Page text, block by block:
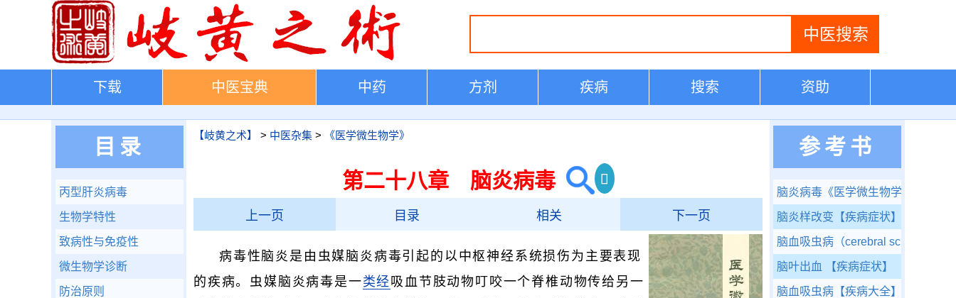
下载 中医宝典 中药 方剂 疾病 搜索 资助
【岐黄之术】 > 中医杂集 > 《医学微生物学》
第二十八章 脑炎病毒
上一页 目录 相关 下一页
病毒性脑炎是由虫媒脑炎病毒引起的以中枢神经系统损伤为主要表现
的疾病。虫媒脑炎病毒是一类经吸血节肢动物叮咬一个脊椎动物传给另一
目录
丙型肝炎病毒
生物学特性
致病性与免疫性
微生物学诊断
防治原则
参考书
脑炎病毒 《医学微生物学》
脑炎样改变 【疾病症状】
脑血吸虫病（cerebral
脑叶出血 【疾病症状】
脑血吸虫病 【疾病大全】